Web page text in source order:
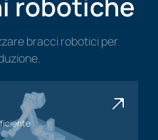
bracci robotici per